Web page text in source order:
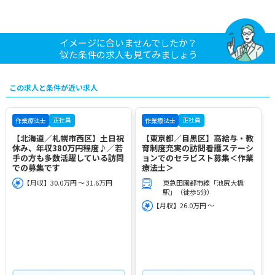
イメージに合いませんでしたか？
似た条件の求人も見てみましょう
この求人と条件が近い求人
作業療法士 正社員
【北海道／札幌市西区】土日祝
休み、年収380万円程度♪／若
手の方も多数活躍している訪問
での募集です
【月収】30.0万円 ～ 31.6万円
作業療法士 正社員
【東京都／目黒区】高給与・教
育制度充実の訪問看護ステーシ
ョンでのセラピスト募集＜作業
療法士＞
東急田園都市線「池尻大橋
駅」（徒歩5分）
【月収】26.0万円 ～